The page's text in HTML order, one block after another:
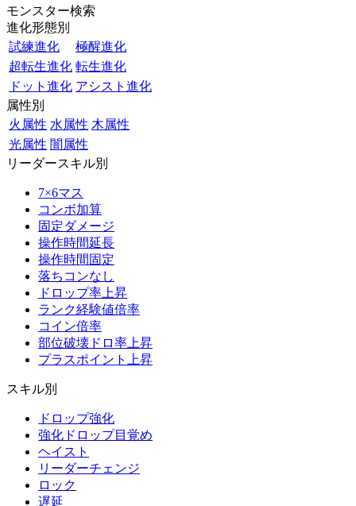
モンスター検索
進化形態別
試練進化
極醒進化
超転生進化 転生進化
ドット進化 アシスト進化
属性別
火属性 水属性 木属性
光属性 闇属性
リーダースキル別
7×6マス
コンボ加算
固定ダメージ
操作時間延長
操作時間固定
落ちコンなし
ドロップ率上昇
ランク経験値倍率
コイン倍率
部位破壊ドロ率上昇
プラスポイント上昇
スキル別
ドロップ強化
強化ドロップ目覚め
ヘイスト
リーダーチェンジ
ロック
遅延